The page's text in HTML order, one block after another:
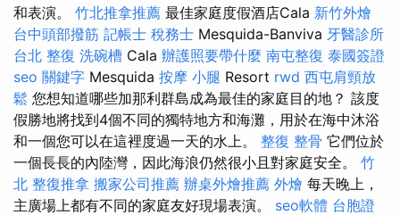
和表演。 竹北推拿推薦 最佳家庭度假酒店Cala 新竹外燴
台中頭部撥筋 記帳士 稅務士 Mesquida-Banviva 牙醫診所
台北 整復 洗碗槽 Cala 辦護照要帶什麼 南屯整復 泰國簽證
seo 關鍵字 Mesquida 按摩 小腿 Resort rwd 西屯肩頸放
鬆 您想知道哪些加那利群島成為最佳的家庭目的地？ 該度
假勝地將找到4個不同的獨特地方和海灘，用於在海中沐浴
和一個您可以在這裡度過一天的水上。 整復 整骨 它們位於
一個長長的內陸灣，因此海浪仍然很小且對家庭安全。 竹
北 整復推拿 搬家公司推薦 辦桌外燴推薦 外燴 每天晚上，
主廣場上都有不同的家庭友好現場表演。 seo軟體 台胞證